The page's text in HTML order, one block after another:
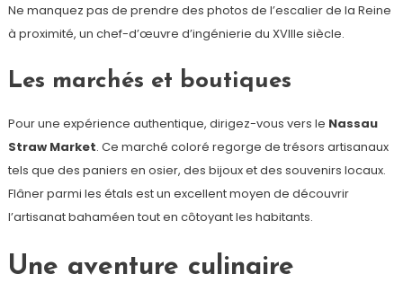
Ne manquez pas de prendre des photos de l’escalier de la Reine
à proximité, un chef-d’œuvre d’ingénierie du XVIIIe siècle.
Les marchés et boutiques
Pour une expérience authentique, dirigez-vous vers le Nassau
Straw Market. Ce marché coloré regorge de trésors artisanaux
tels que des paniers en osier, des bijoux et des souvenirs locaux.
Flâner parmi les étals est un excellent moyen de découvrir
l’artisanat bahaméen tout en côtoyant les habitants.
Une aventure culinaire